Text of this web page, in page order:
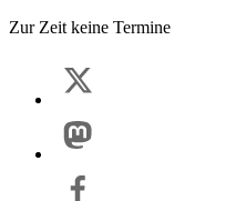
Zur Zeit keine Termine